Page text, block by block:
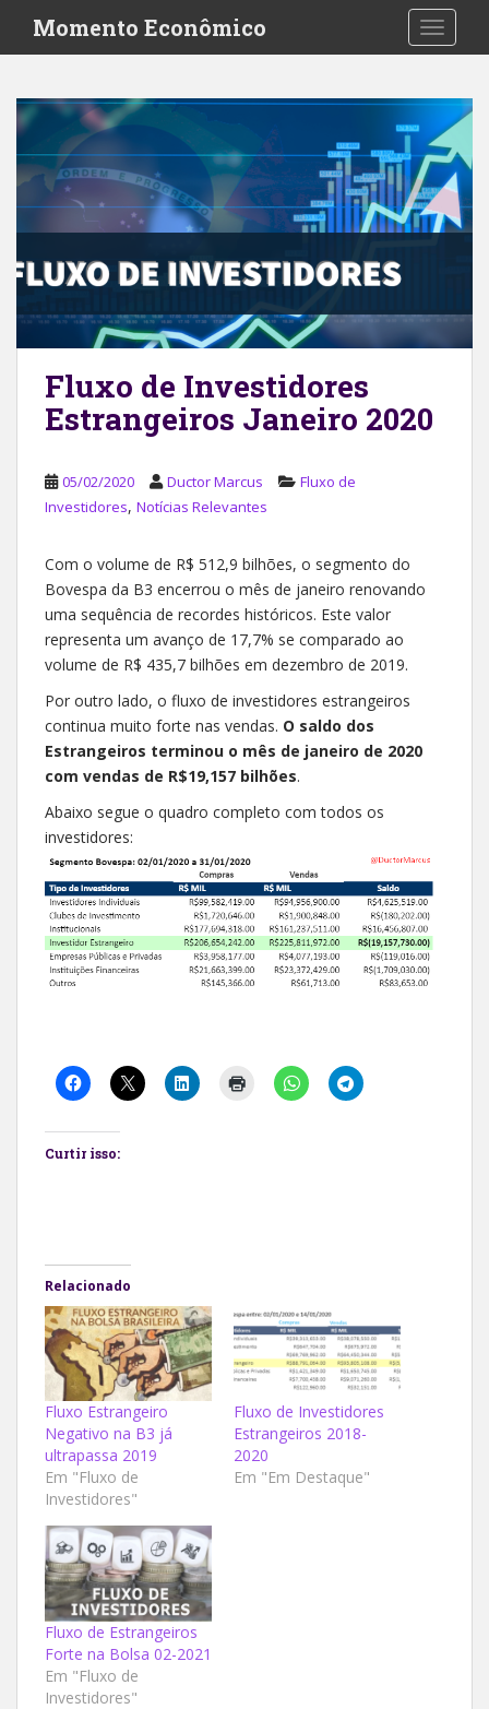
i
Momento Econômico
Fluxo de Investidores
Estrangeiros Janeiro 2020
05/02/2020 Ductor Marcus
Fluxo de
Investidores, Notícias Relevantes
Com o volume de R$ 512,9 bilhões, o segmento do
Bovespa da B3 encerrou o mês de janeiro renovando
uma sequência de recordes históricos. Este valor
representa um avanço de 17,7% se comparado ao
volume de R$ 435,7 bilhões em dezembro de 2019.
Por outro lado, o fluxo de investidores estrangeiros
continua muito forte nas vendas. O saldo dos
Estrangeiros terminou o mês de janeiro de 2020
com vendas de R$19,157 bilhões.
Abaixo segue o quadro completo com todos os
investidores:
Curtir isso:
Relacionado
Fluxo Estrangeiro
Negativo na B3 já
ultrapassa 2019
Em "Fluxo de
Investidores"
Fluxo de Investidores
Estrangeiros 2018-
2020
Em "Em Destaque"
Fluxo de Estrangeiros
Forte na Bolsa 02-2021
Em "Fluxo de
Investidores"